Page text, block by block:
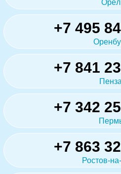
Орёл
+7 495
+7 841
Пенза
+7 342
+7 863
Ростов-